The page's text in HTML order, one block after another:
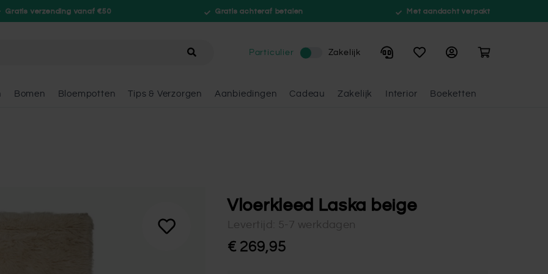
Gratis verzending vanaf €50 Gratis achteraf betalen Met aandacht verpakt
Bomen Bloempotten Tips & Verzorgen Aanbiedingen Cadeau Zakelijk Interior Boeketten
Particulier Zakelijk Winkelwagen
Vloerkleed Laska beige
Levertijd: 5-7 werkdagen
€ 269,95